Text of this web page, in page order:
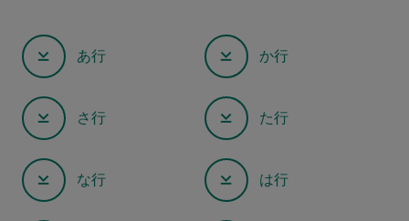
あ行 か行
さ行 た行
な行 は行